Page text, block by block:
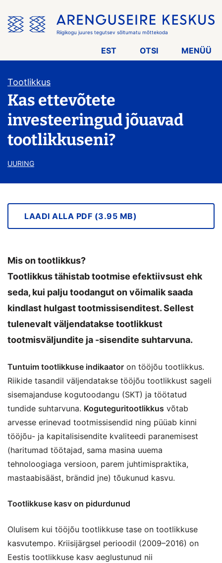
menüü
vahele
Riigikogu juures tegutsev sõltumatu mõttekoda
EST OTSI MENÜÜ
Tootlikkus
Kas ettevõtete
investeeringud jõuavad
tootlikkuseni?
UURING
LAADI ALLA PDF (3.95 MB)
Mis on tootlikkus?
Tootlikkus tähistab tootmise efektiivsust ehk
seda, kui palju toodangut on võimalik saada
kindlast hulgast tootmissisenditest. Sellest
tulenevalt väljendatakse tootlikkust
tootmisväljundite ja -sisendite suhtarvuna.
Tuntuim tootlikkuse indikaator on tööjõu tootlikkus.
Riikide tasandil väljendatakse tööjõu tootlikkust sageli
sisemajanduse kogutoodangu (SKT) ja töötatud
tundide suhtarvuna. Koguteguritootlikkus võtab
arvesse erinevad tootmissisendid ning püüab kinni
tööjõu- ja kapitalisisendite kvaliteedi paranemisest
(haritumad töötajad, sama masina uuema
tehnoloogiaga versioon, parem juhtimispraktika,
mastaabisääst, brändid jne) tõukunud kasvu.
Tootlikkuse kasv on pidurdunud
Olulisem kui tööjõu tootlikkuse tase on tootlikkuse
kasvutempo. Kriisijärgsel perioodil (2009–2016) on
Eestis tootlikkuse kasv aeglustunud nii